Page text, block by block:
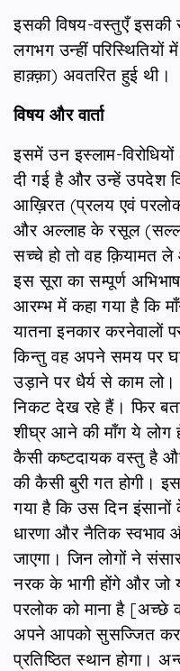
इसकी विषय-वस्तुएँ इसकी
लगभग उन्हीं
हाक़्क़ा) अवतरित हुई थी।
विषय और वार्ता
इसमें उन इस्लाम-
दी गई है और उन्हें उपदेश
आख़िरत (प्रलय एवं
और अल्लाह के रसूल
सच्चे हो तो वह क़ियामत
इस सूरा का सम्पूर्ण
आरम्भ में कहा गया है कि
यातना इनकार करनेवालों
किन्तु वह अपने समय पर
उड़ाने पर धैर्य से काम
निकट देख रहे हैं। फिर
शीघ्र आने की माँग ये
कैसी कष्टदायक वस्तु है
की कैसी बुरी गत होगी।
गया है कि उस दिन इंसानों
धारणा और नैतिक स्वभाव
जाएगा। जिन लोगों ने
नरक के भागी होंगे और जो
परलोक को माना है
अपने आपको सुसज्जित कर
प्रतिष्ठित स्थान होगा।